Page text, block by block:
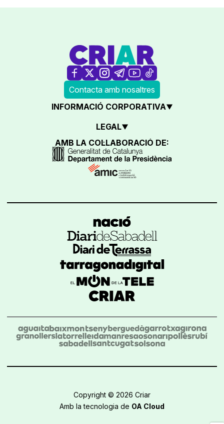
Contacta amb nosaltres
INFORMACIÓ CORPORATIVA
LEGAL
AMB LA COL·LABORACIÓ DE:
Copyright © 2026 Criar
Amb la tecnologia de OA Cloud